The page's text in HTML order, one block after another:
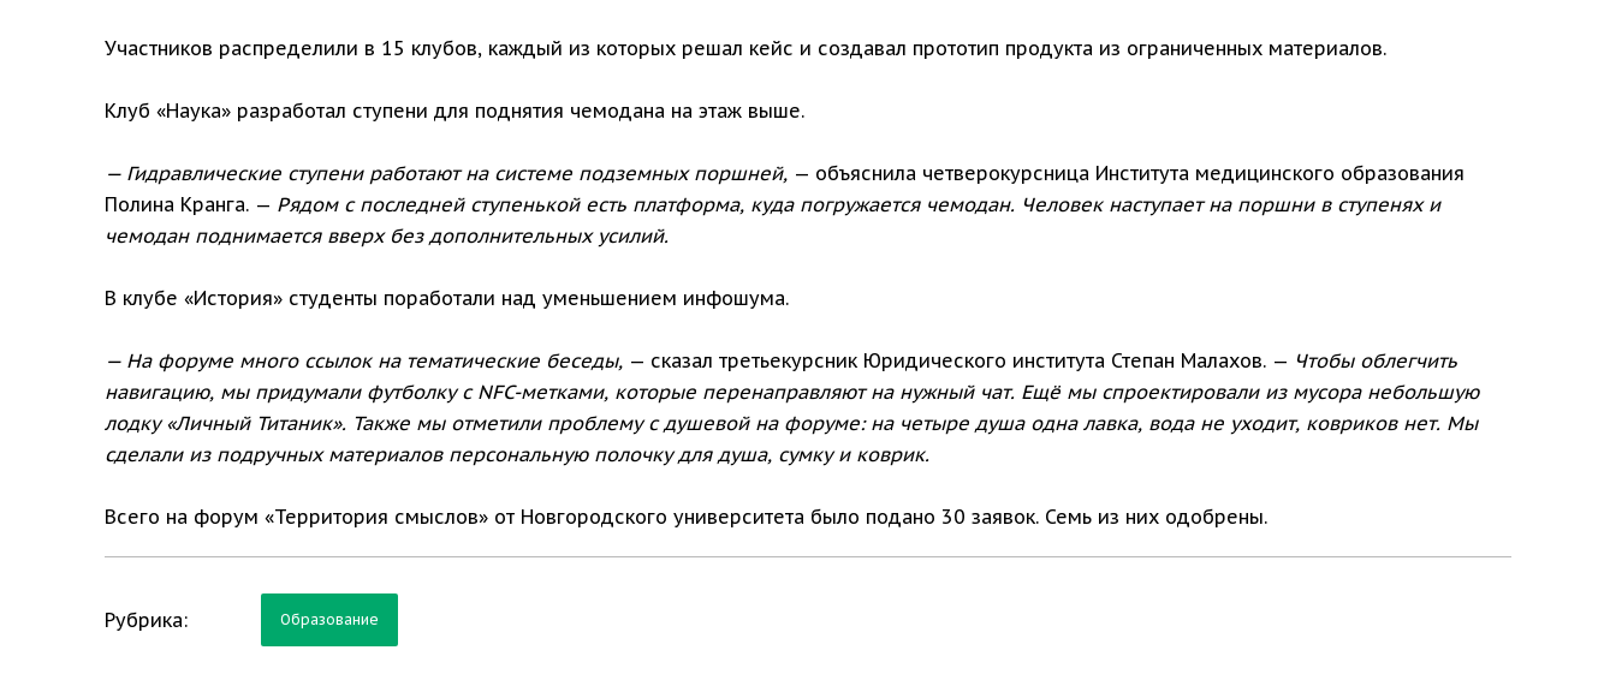
Участников распределили в 15 клубов, каждый из которых решал кейс и создавал прототип продукта из ограниченных материалов.
Клуб «Наука» разработал ступени для поднятия чемодана на этаж выше.
— Гидравлические ступени работают на системе подземных поршней, — объяснила четверокурсница Института медицинского образования
Полина Кранга. — Рядом с последней ступенькой есть платформа, куда погружается чемодан. Человек наступает на поршни в ступенях и
чемодан поднимается вверх без дополнительных усилий.
В клубе «История» студенты поработали над уменьшением инфошума.
— На форуме много ссылок на тематические беседы, — сказал третьекурсник Юридического института Степан Малахов. — Чтобы облегчить
навигацию, мы придумали футболку с NFC-метками, которые перенаправляют на нужный чат. Ещё мы спроектировали из мусора небольшую
лодку «Личный Титаник». Также мы отметили проблему с душевой на форуме: на четыре душа одна лавка, вода не уходит, ковриков нет. Мы
сделали из подручных материалов персональную полочку для душа, сумку и коврик.
Всего на форум «Территория смыслов» от Новгородского университета было подано 30 заявок. Семь из них одобрены.
Рубрика: Образование